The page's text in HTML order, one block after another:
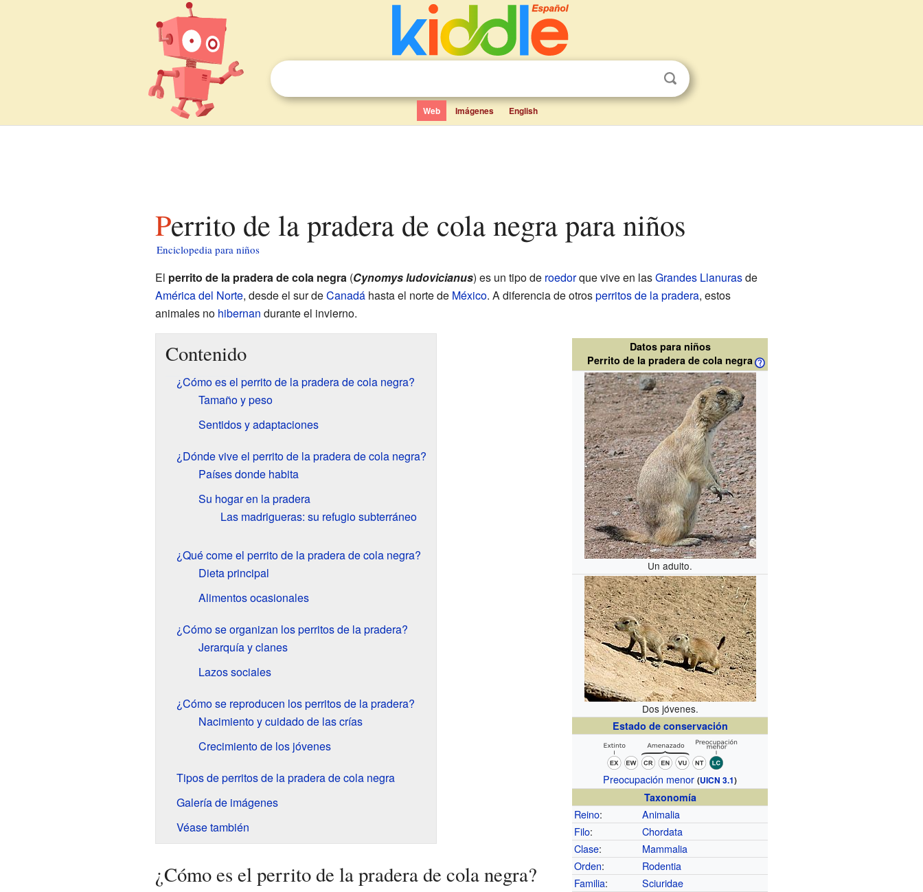
Web Imágenes English
Perrito de la pradera de cola negra para niños
Enciclopedia para niños
El perrito de la pradera de cola negra(Cynomys ludovicianus) es un tipo de roedorque vive en lasGrandes Llanurasde
América del Norte, desde el sur deCanadáhasta el norte de México. A diferencia de otrosperritos de la pradera, estos
animales no hibernan durante el invierno.
Datos para niños
Perrito de la pradera de cola negra
Un adulto.
Dos jóvenes.
Estado de conservación
Preocupación menor (UICN 3.1)
Taxonomía
Reino:
Animalia
Filo:
Chordata
Clase:
Mammalia
Orden:
Rodentia
Familia:
Sciuridae
Contenido
¿Cómo es el perrito de la pradera de cola negra?
Tamaño y peso
Sentidos y adaptaciones
¿Dónde vive el perrito de la pradera de cola negra?
Países donde habita
Su hogar en la pradera
Las madrigueras: su refugio subterráneo
¿Qué come el perrito de la pradera de cola negra?
Dieta principal
Alimentos ocasionales
¿Cómo se organizan los perritos de la pradera?
Jerarquía y clanes
Lazos sociales
¿Cómo se reproducen los perritos de la pradera?
Nacimiento y cuidado de las crías
Crecimiento de los jóvenes
Tipos de perritos de la pradera de cola negra
Galería de imágenes
Véase también
¿Cómo es el perrito de la pradera de cola negra?